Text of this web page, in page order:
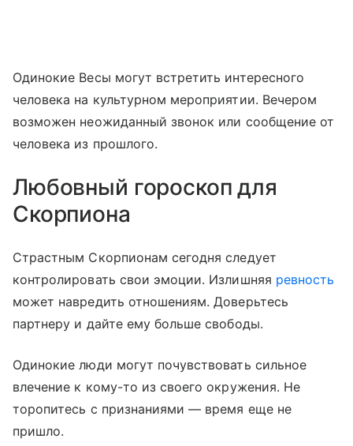
Одинокие Весы могут встретить интересного
человека на культурном мероприятии. Вечером
возможен неожиданный звонок или сообщение от
человека из прошлого.
Любовный гороскоп для
Скорпиона
Страстным Скорпионам сегодня следует
контролировать свои эмоции. Излишняя ревность
может навредить отношениям. Доверьтесь
партнеру и дайте ему больше свободы.
Одинокие люди могут почувствовать сильное
влечение к кому-то из своего окружения. Не
торопитесь с признаниями — время еще не
пришло.